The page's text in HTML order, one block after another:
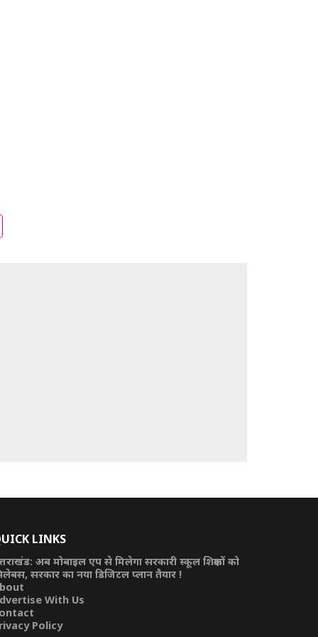
LINKS
अब मोबाइल एप से मिलेगा सरकारी स्कूल शिक्षकों को
सरकार का नया डिजिटल प्लान तैयार !
With Us
Policy